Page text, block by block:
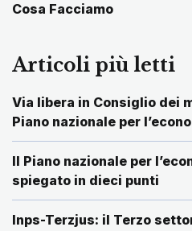
Cosa Facciamo
Articoli più letti
Via libera in Consiglio dei
Piano nazionale per
Il Piano nazionale per
spiegato in dieci punti
Inps-Terzjus: il Terzo